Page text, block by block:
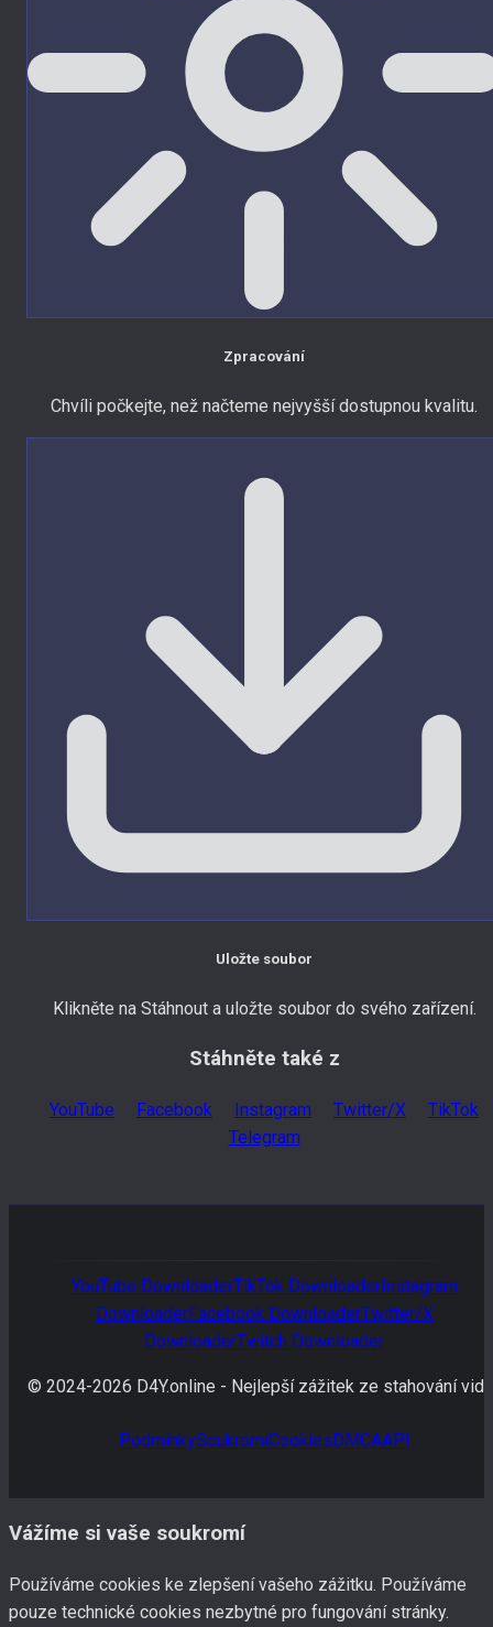
Zpracování
Chvíli počkejte, než načteme nejvyšší dostupnou kvalitu.
Uložte soubor
Klikněte na Stáhnout a uložte soubor do svého zařízení.
Stáhněte také z
YouTube Facebook Instagram Twitter/X
TikTok
Telegram
YouTube DownloaderTikTok DownloaderInstagram
DownloaderFacebook DownloaderTwitter/X
DownloaderTwitch Downloader
© 2024-2026 D4Y.online - Nejlepší zážitek ze stahování
PodmínkySoukromíCookiesDMCAAPI
Vážíme si vaše soukromí
Používáme cookies ke zlepšení vašeho zážitku. Používáme
pouze technické cookies nezbytné pro fungování stránky.